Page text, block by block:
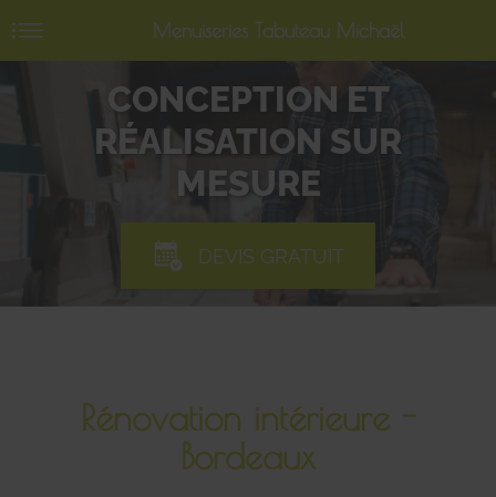
CONCEPTION ET
RÉALISATION SUR
MESURE
DEVIS GRATUIT
Rénovation intérieure -
Bordeaux
Menuiseries Tabuteau Michaël